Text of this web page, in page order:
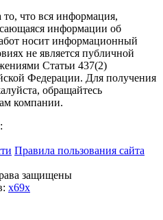
что вся информация,
информации об
носит информационный
не является публичной
Статьи 437(2)
Федерации. Для получения
обращайтесь
компании.
Правила пользования сайта
защищены
x69x